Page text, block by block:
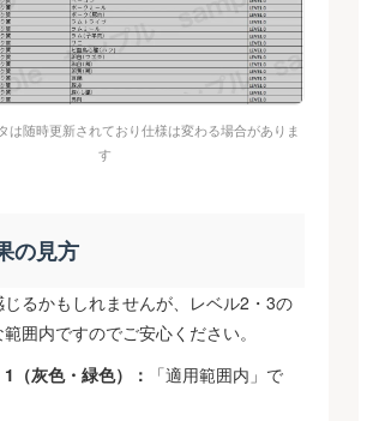
は随時更新されており仕様は変わる場合がありま
す
の見方
るかもしれませんが、レベル2・3の
囲内ですのでご安心ください。
（灰色・緑色）：
「適用範囲内」で